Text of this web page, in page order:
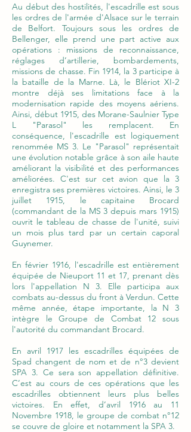
Au début des hostilités, l'escadrille est sous
les ordres de l'armée d'Alsace sur le terrain
de Belfort. Toujours sous les ordres de
Bellenger, elle prend une part active aux
opérations : missions de reconnaissance,
réglages d’artillerie, bombardements,
missions de chasse. Fin 1914, la 3 participe à
la bataille de la Marne. Là, le Blériot XI-2
montre déjà ses limitations face à la
modernisation rapide des moyens aériens.
Ainsi, début 1915, des Morane-Saulnier Type
L "Parasol" les remplacent. En
conséquence, l'escadrille est logiquement
renommée MS 3. Le "Parasol" représentait
une évolution notable grâce à son aile haute
améliorant la visibilité et des performances
améliorées. C'est sur cet avion que la 3
enregistra ses premières victoires. Ainsi, le 3
juillet 1915, le capitaine Brocard
(commandant de la MS 3 depuis mars 1915)
ouvrit le tableau de chasse de l'unité, suivi
un mois plus tard par un certain caporal
Guynemer.
En février 1916, l'escadrille est entièrement
équipée de Nieuport 11 et 17, prenant dès
lors l'appellation N 3. Elle participa aux
combats au-dessus du front à Verdun. Cette
même année, étape importante, la N 3
intègre le Groupe de Combat 12 sous
l'autorité du commandant Brocard.
En avril 1917 les escadrilles équipées de
Spad changent de nom et de n°3 devient
SPA 3. Ce sera son appellation définitive.
C’est au cours de ces opérations que les
escadrilles obtiennent leurs plus belles
victoires. En effet, d’avril 1916 au 11
Novembre 1918, le groupe de combat n°12
se couvre de gloire et notamment la SPA 3.